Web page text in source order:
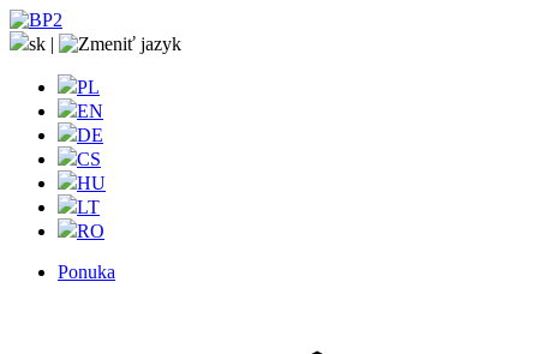
sk |
PL
EN
DE
CS
HU
LT
RO
Ponuka